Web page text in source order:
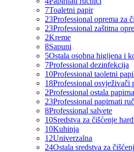
7Toaletni papir
23Professional oprema za
23Professional zaštitna
2Kreme
8Sapuni
5Ostala osobna higijena i
7Professional dezinfekcija
10Professional taoletni
18Professional osvježivači
2Professional ostala
23Professional papirnati
8Professional salvete
10Sredstva za čišćenje
10Kuhinja
12Univerzalna
24Ostala sredstva za